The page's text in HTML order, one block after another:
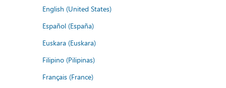
English (United States)
Español (España)
Euskara (Euskara)
Filipino (Pilipinas)
Français (France)